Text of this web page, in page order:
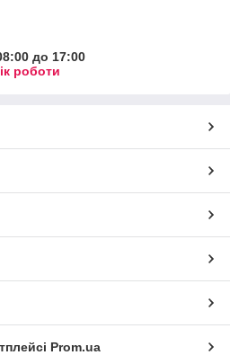
до 17:00
роботи
Prom.ua